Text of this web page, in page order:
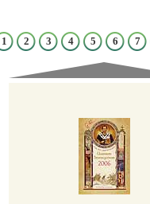
1 2 3 4 5 6 7